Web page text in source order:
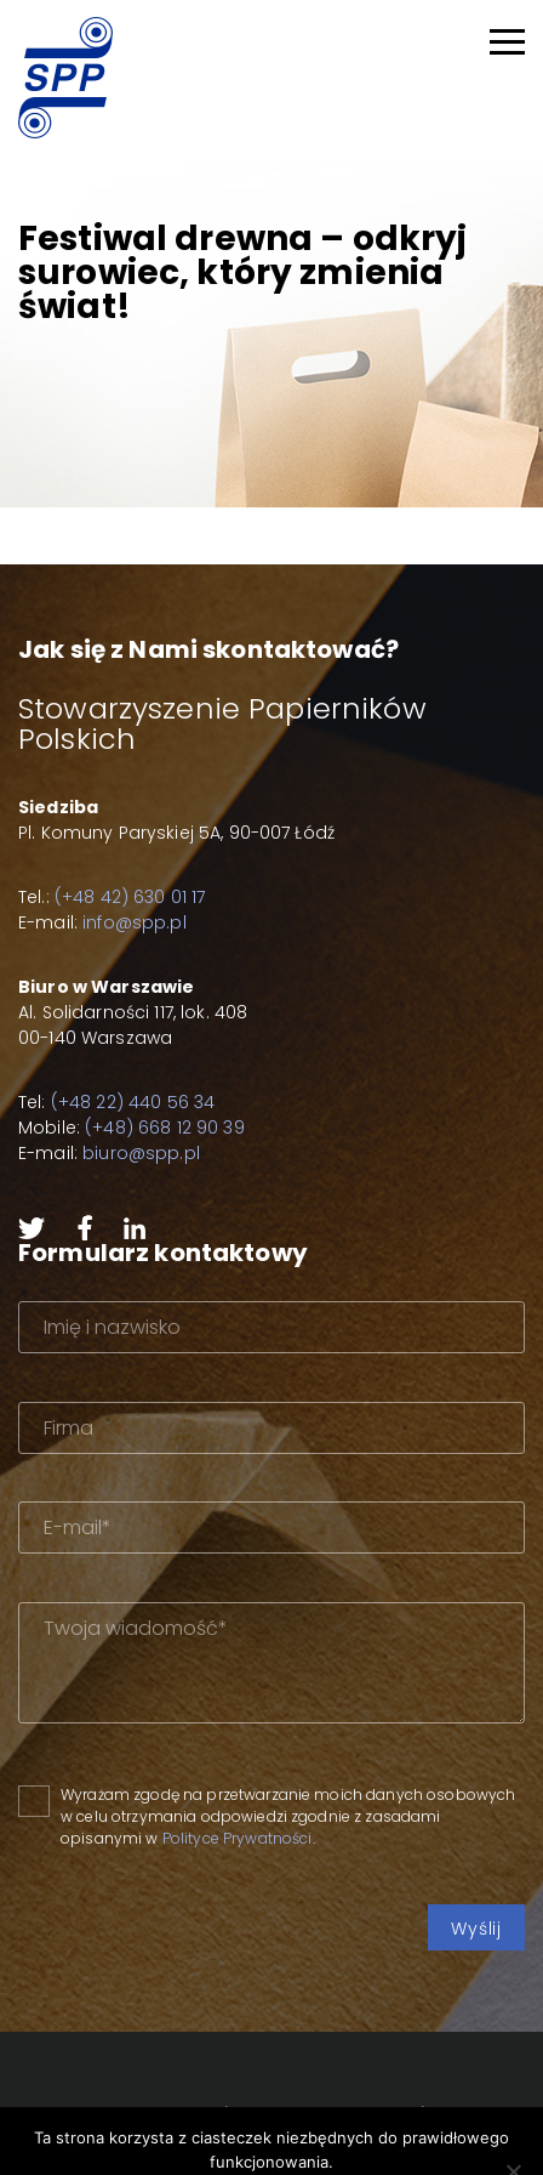
Festiwal drewna – odkryj
surowiec, który zmienia
świat!
Jak się z Nami skontaktować?
Stowarzyszenie Papierników
Polskich
Siedziba
Pl. Komuny Paryskiej 5A, 90-007 Łódź
Tel.: (+48 42) 630 01 17
E-mail: info@spp.pl
Biuro w Warszawie
Al. Solidarności 117, lok. 408
00-140 Warszawa
Tel: (+48 22) 440 56 34
Mobile: (+48) 668 12 90 39
E-mail: biuro@spp.pl
Formularz kontaktowy
Please leave this field empty.
Wyrażam zgodę na przetwarzanie moich danych osobowych
w celu otrzymania odpowiedzi zgodnie z zasadami
opisanymi w Polityce Prywatności.
cookies /
Ta strona korzysta z ciasteczek niezbędnych do prawidłowego
funkcjonowania.